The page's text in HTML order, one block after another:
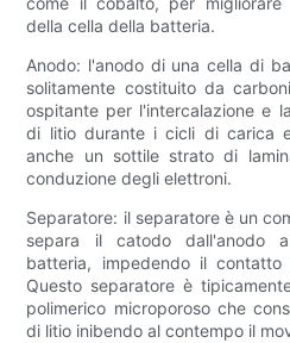
della cella della batteria.
Anodo: l'anodo di una cella di
solitamente costituito da
ospitante per l'intercalazione e
di litio durante i cicli di carica
anche un sottile strato di
conduzione degli elettroni.
Separatore: il separatore è un
separa il catodo dall'anodo
batteria, impedendo il
Questo separatore è
polimerico microporoso che
di litio inibendo al contempo il